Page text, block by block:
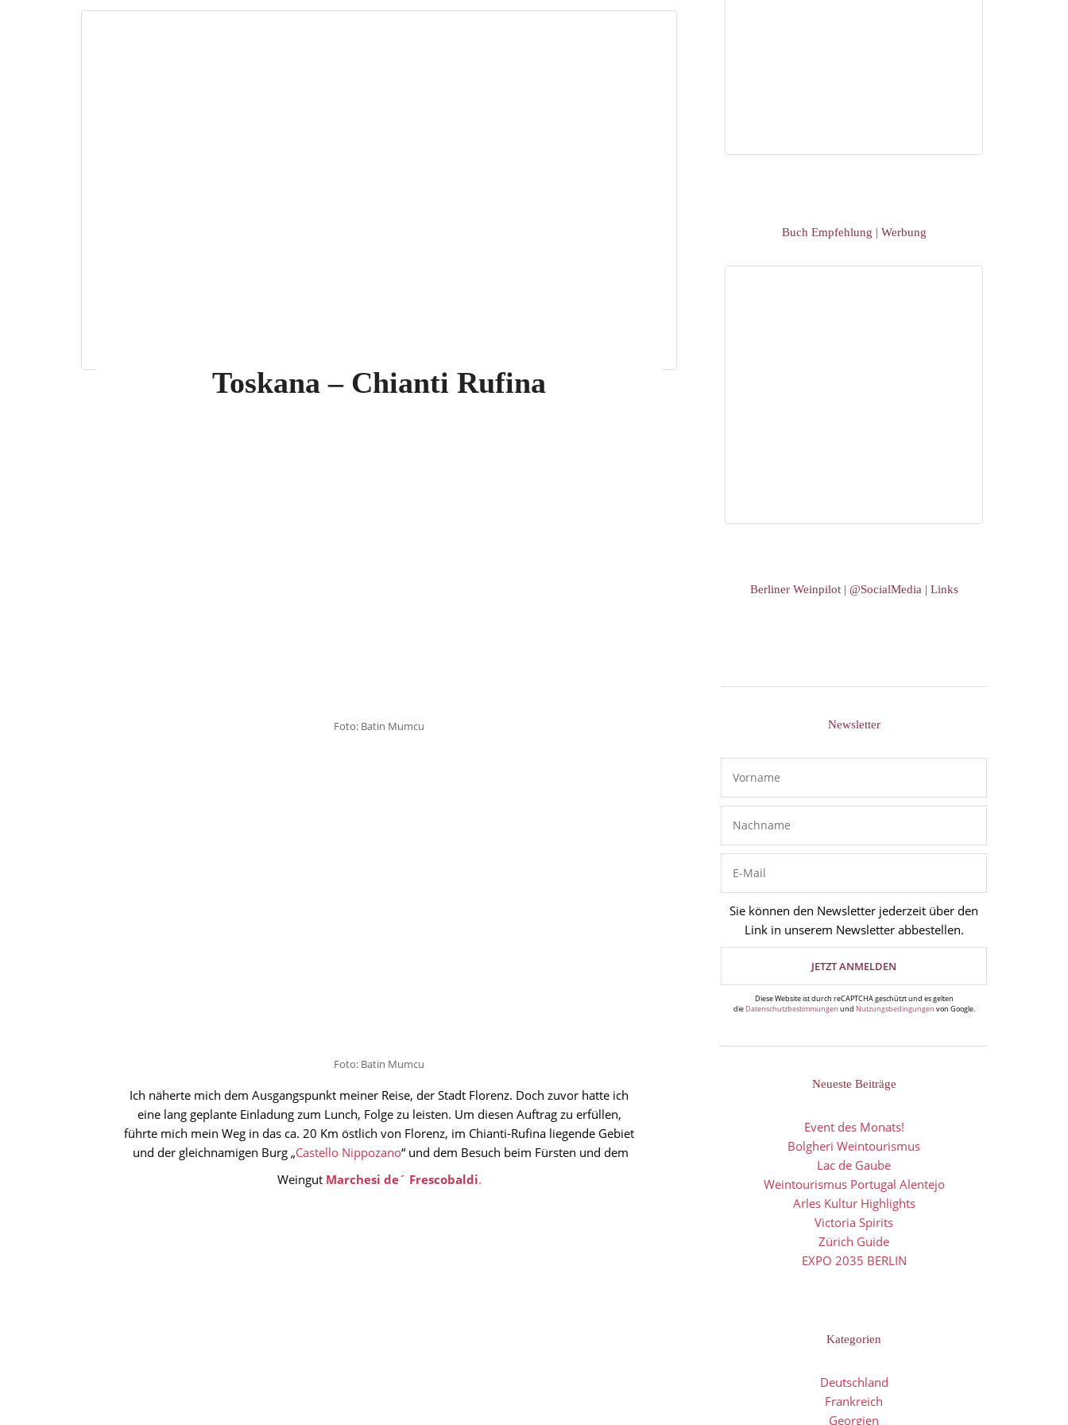
Toskana – Chianti Rufina
Foto: Batin Mumcu
Foto: Batin Mumcu
Ich näherte mich dem Ausgangspunkt meiner Reise, der Stadt Florenz. Doch zuvor hatte ich
eine lang geplante Einladung zum Lunch, Folge zu leisten. Um diesen Auftrag zu erfüllen,
führte mich mein Weg in das ca. 20 Km östlich von Florenz, im Chianti-Rufina liegende Gebiet
und der gleichnamigen Burg „Castello Nippozano“ und dem Besuch beim Fürsten und dem
Weingut Marchesi de´ Frescobaldi.
Buch Empfehlung | Werbung
Berliner Weinpilot | @SocialMedia | Links
Newsletter
Sie können den Newsletter jederzeit über den
Link in unserem Newsletter abbestellen.
Diese Website ist durch reCAPTCHA geschützt und es gelten
die Datenschutzbestimmungen und Nutzungsbedingungen von Google.
Neueste Beiträge
Event des Monats!
Bolgheri Weintourismus
Lac de Gaube
Weintourismus Portugal Alentejo
Arles Kultur Highlights
Victoria Spirits
Zürich Guide
EXPO 2035 BERLIN
Kategorien
Deutschland
Frankreich
Georgien